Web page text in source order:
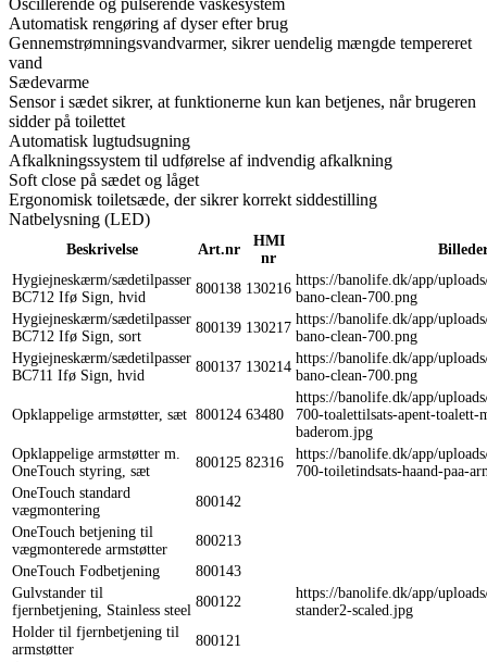
Oscillerende og pulserende vaskesystem
Automatisk rengøring af dyser efter brug
Gennemstrømningsvandvarmer, sikrer uendelig mængde tempereret
vand
Sædevarme
Sensor i sædet sikrer, at funktionerne kun kan betjenes, når brugeren
sidder på toilettet
Automatisk lugtudsugning
Afkalkningssystem til udførelse af indvendig afkalkning
Soft close på sædet og låget
Ergonomisk toiletsæde, der sikrer korrekt siddestilling
Natbelysning (LED)
Beskrivelse Art.nr
HMI
nr
Hygiejneskærm/sædetilpasser
BC712 Ifø Sign, hvid
800138 130216
https://banolife.dk/app/
bano-clean-700.png
Hygiejneskærm/sædetilpasser
BC712 Ifø Sign, sort
800139 130217
https://banolife.dk/app/
bano-clean-700.png
Hygiejneskærm/sædetilpasser
BC711 Ifø Sign, hvid
800137 130214
https://banolife.dk/app/
bano-clean-700.png
Opklappelige armstøtter, sæt 800124 63480
https://banolife.dk/app/
700-toalettilsats-apent-toalett-
baderom.jpg
Opklappelige armstøtter m.
OneTouch styring, sæt
800125 82316
https://banolife.dk/app/
700-toiletindsats-haand-paa-
OneTouch standard
vægmontering
800142
OneTouch betjening til
vægmonterede armstøtter
800213
OneTouch Fodbetjening
800143
Gulvstander til
fjernbetjening, Stainless steel
800122
https://banolife.dk/app/
stander2-scaled.jpg
Holder til fjernbetjening til
armstøtter
800121